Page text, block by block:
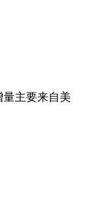
量主要来自美